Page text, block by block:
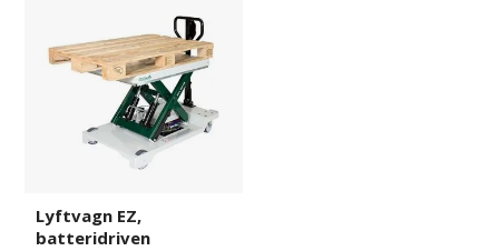
batteridriven
Lyftvagn EZ,
batteridriven